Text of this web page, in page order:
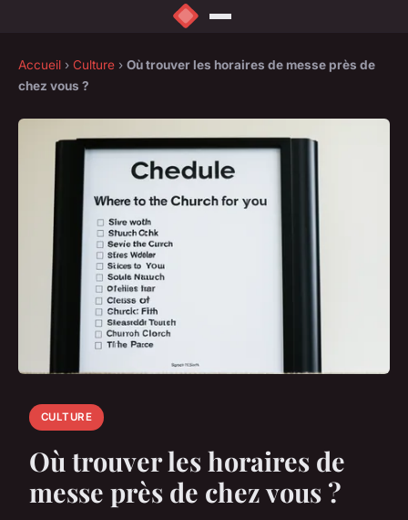
Accueil › Culture › Où trouver les horaires de messe près de
chez vous ?
CULTURE
Où trouver les horaires de
messe près de chez vous ?